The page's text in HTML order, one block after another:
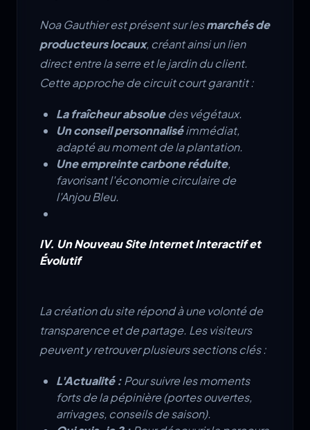
Noa Gauthier est présent sur lesmarchés de
producteurs locaux, créant ainsi un lien
direct entre la serre et le jardin du client.
Cette approche de circuit court garantit :
La fraîcheur absoluedes végétaux.
Un conseil personnaliséimmédiat,
adapté au moment de la plantation.
Une empreinte carbone réduite,
favorisant l'économie circulaire de
l'Anjou Bleu.
IV. Un Nouveau Site Internet Interactif et
Évolutif
La création du site répond à une volonté de
transparence et de partage. Les visiteurs
peuvent y retrouver plusieurs sections clés :
L'Actualité :Pour suivre les moments
forts de la pépinière (portes ouvertes,
arrivages, conseils de saison).